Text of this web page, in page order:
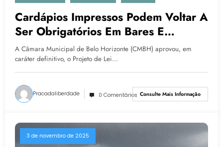
Cardápios Impressos Podem Voltar A
Ser Obrigatórios Em Bares E
Restaurantes De Belo Horizonte
A Câmara Municipal de Belo Horizonte (CMBH) aprovou, em
caráter definitivo, o Projeto de Lei…
Pracadaliberdade 0 Comentários Consulte Mais Informação
3 de novembro de 2025